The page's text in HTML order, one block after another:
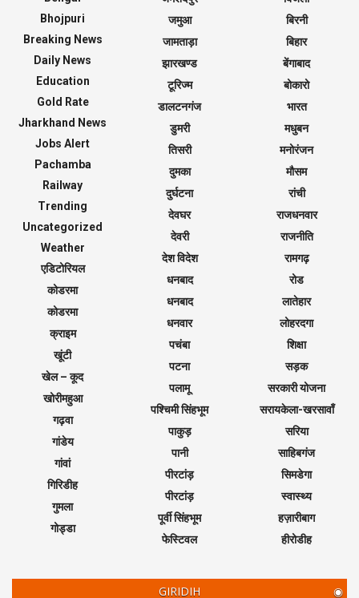
Bhojpuri
Breaking News
Daily News
Education
Gold Rate
Jharkhand News
Jobs Alert
Pachamba
Railway
Trending
Uncategorized
Weather
एडिटोरियल
कोडरमा
कोडरमा
क्राइम
खूंटी
खेल – कूद
खोरीमहुआ
गढ़वा
गांडेय
गांवां
गिरिडीह
गुमला
गोड्डा
जमुआ
जामताड़ा
झारखण्ड
टूरिज्म
डालटनगंज
डुमरी
तिसरी
दुमका
दुर्घटना
देवघर
देवरी
देश विदेश
धनबाद
धनबाद
धनवार
पचंबा
पटना
पलामू
पश्चिमी सिंहभूम
पाकुड़
पानी
पीरटांड़
पीरटांड़
पूर्वी सिंहभूम
फेस्टिवल
बिरनी
बिहार
बेंगाबाद
बोकारो
भारत
मधुबन
मनोरंजन
मौसम
रांची
राजधनवार
राजनीति
रामगढ़
रोड
लातेहार
लोहरदगा
शिक्षा
सड़क
सरकारी योजना
सरायकेला-खरसावाँ
सरिया
साहिबगंज
सिमडेगा
स्वास्थ्य
हज़ारीबाग
हीरोडीह
GIRIDIH ◉